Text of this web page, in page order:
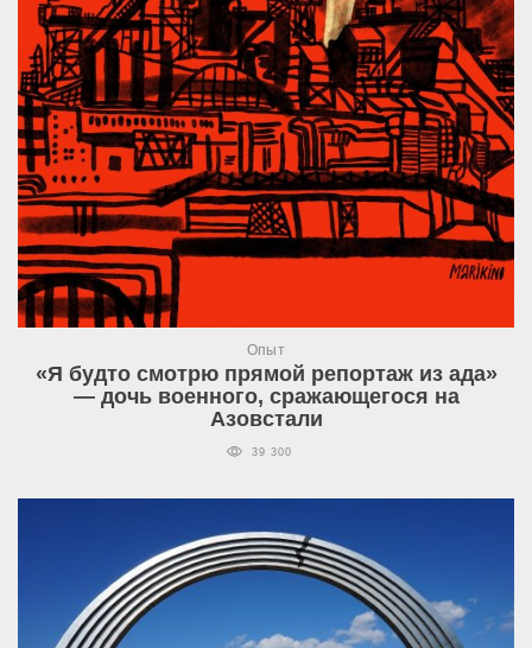
Опыт
«Я будто смотрю прямой репортаж из ада»
— дочь военного, сражающегося на
Азовстали
39 300